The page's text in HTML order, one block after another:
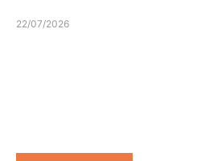
22/07/2026